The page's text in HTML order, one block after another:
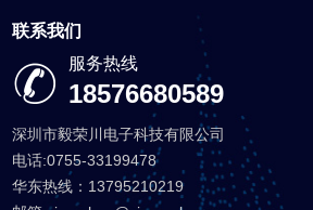
联系我们
服务热线
18576680589
深圳市毅荣川电子科技有限公司
电话:0755-33199478
华东热线：13795210219